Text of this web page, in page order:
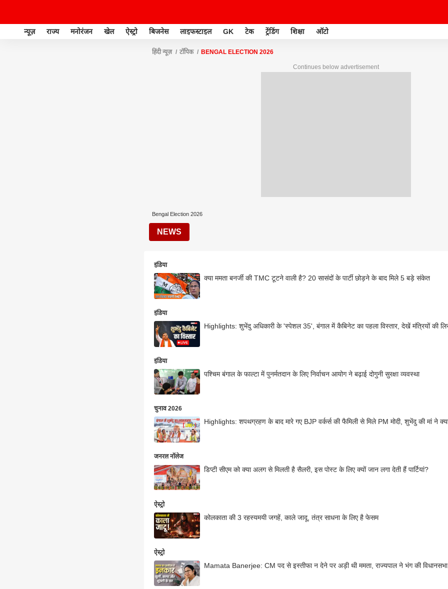
न्यूज़ राज्य मनोरंजन खेल ऐस्ट्रो बिजनेस लाइफस्टाइल GK टेक ट्रेंडिंग शिक्षा ऑटो
हिंदी न्यूज़ टॉपिक BENGAL ELECTION 2026
Continues below advertisement
Bengal Election 2026
NEWS
इंडिया
क्या ममता बनर्जी की TMC टूटने वाली है? 20 सासंदों के पार्टी छोड़ने के बाद मिले 5 बड़े संकेत
इंडिया
Highlights: शुभेंदु अधिकारी के 'स्पेशल 35', बंगाल में कैबिनेट का पहला विस्तार, देखें मंत्रियों की
इंडिया
पश्चिम बंगाल के फाल्टा में पुनर्मतदान के लिए निर्वाचन आयोग ने बढ़ाई दोगुनी सुरक्षा व्यवस्था
चुनाव 2026
Highlights: शपथग्रहण के बाद मारे गए BJP वर्कर्स की फैमिली से मिले PM मोदी, शुभेंदु की मां ने
जनरल नॉलेज
डिप्टी सीएम को क्या अलग से मिलती है सैलरी, इस पोस्ट के लिए क्यों जान लगा देती हैं पार्टियां?
ऐस्ट्रो
कोलकाता की 3 रहस्यमयी जगहें, काले जादू, तंत्र साधना के लिए है फेसम
ऐस्ट्रो
Mamata Banerjee: CM पद से इस्तीफा न देने पर अड़ी थी ममता, राज्यपाल ने भंग की विधानसभा,